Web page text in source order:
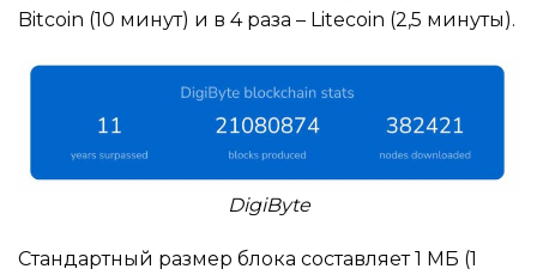
Bitcoin (10 минут) и в 4 раза – Litecoin (2,5 минуты).
DigiByte
Стандартный размер блока составляет 1 МБ (1